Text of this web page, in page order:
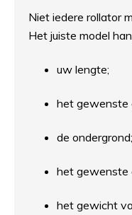
Niet iedere rollator
Het juiste model
uw lengte;
het gewenste
de ondergrond;
het gewenste
het gewicht